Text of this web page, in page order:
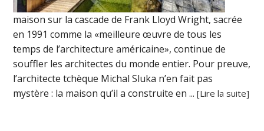
maison sur la cascade de Frank Lloyd Wright, sacrée
en 1991 comme la «meilleure œuvre de tous les
temps de l’architecture américaine», continue de
souffler les architectes du monde entier. Pour preuve,
l’architecte tchèque Michal Sluka n’en fait pas
mystère : la maison qu’il a construite en ...[Lire la suite]